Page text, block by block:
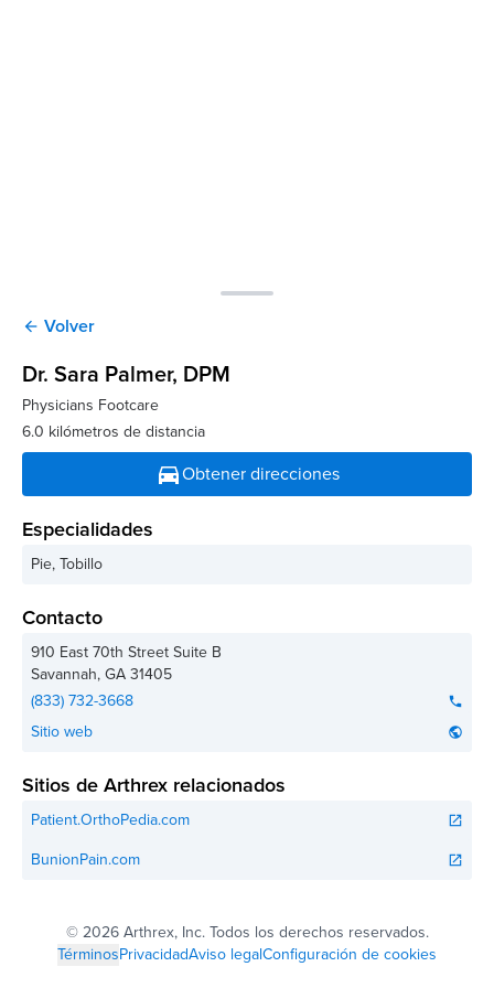
arrow_back Volver
Dr. Sara Palmer, DPM
Physicians Footcare
6.0 kilómetros de distancia
directions_carObtener direcciones
Especialidades
Pie, Tobillo
Contacto
910 East 70th Street Suite B
Savannah,GA31405
(833) 732-3668
phone
Sitio web public
Sitios de Arthrex relacionados
Patient.OrthoPedia.com open_in_new
BunionPain.com open_in_new
© 2026 Arthrex, Inc. Todos los derechos reservados.
TérminosPrivacidadAviso legalConfiguración de cookies